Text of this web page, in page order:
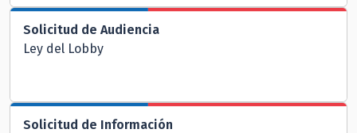
Solicitud de Audiencia
Ley del Lobby
Solicitud de Información